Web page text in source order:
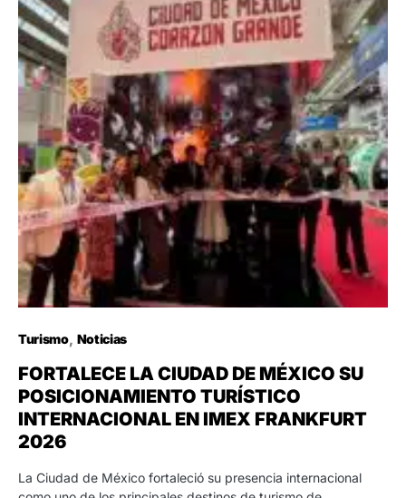
Turismo Noticias
FORTALECE LA CIUDAD DE MÉXICO SU
POSICIONAMIENTO TURÍSTICO
INTERNACIONAL EN IMEX FRANKFURT
2026
La Ciudad de México fortaleció su presencia internacional